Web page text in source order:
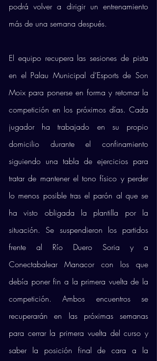
podrá volver a dirigir un entrenamiento
más de una semana después.
El equipo recupera las sesiones de pista
en el Palau Municipal d’Esports de Son
Moix para ponerse en forma y retomar la
competición en los próximos días. Cada
jugador ha trabajado en su propio
domicilio durante el confinamiento
siguiendo una tabla de ejercicios para
tratar de mantener el tono físico y perder
lo menos posible tras el parón al que se
ha visto obligada la plantilla por la
situación. Se suspendieron los partidos
frente al Río Duero Soria y a
Conectabalear Manacor con los que
debía poner fin a la primera vuelta de la
competición. Ambos encuentros se
recuperarán en las próximas semanas
para cerrar la primera vuelta del curso y
saber la posición final de cara a la